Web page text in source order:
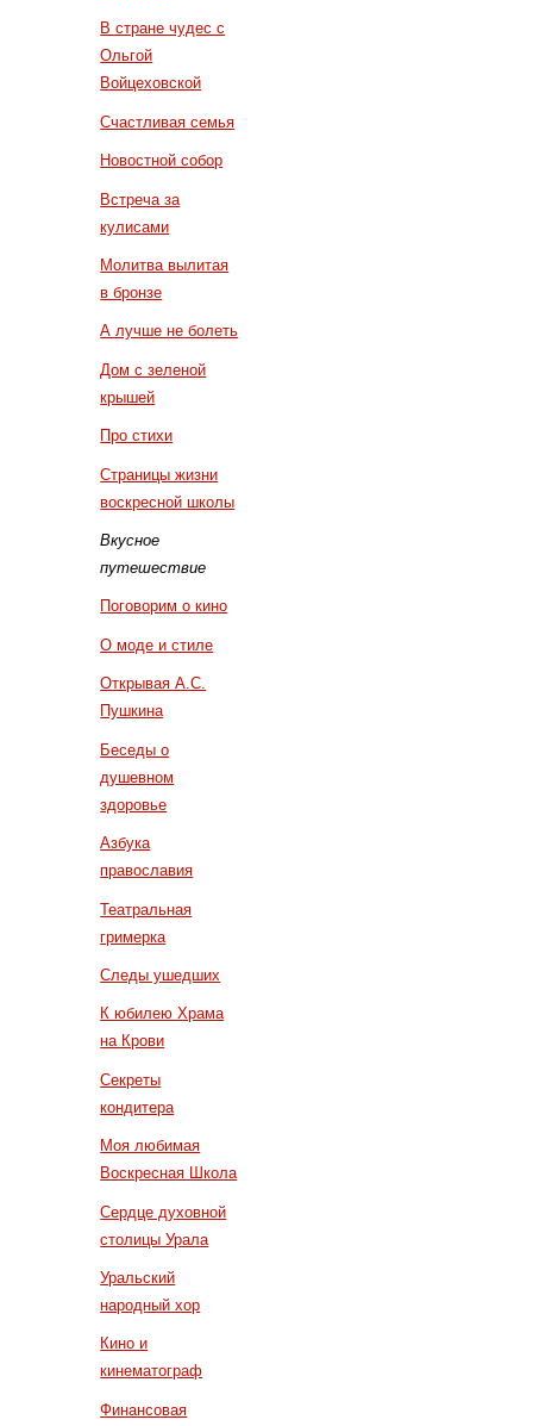
В стране чудес с
Ольгой
Войцеховской
Счастливая семья
Новостной собор
Встреча за
кулисами
Молитва вылитая
в бронзе
А лучше не болеть
Дом с зеленой
крышей
Про стихи
Страницы жизни
воскресной школы
Вкусное
путешествие
Поговорим о кино
О моде и стиле
Открывая А.С.
Пушкина
Беседы о
душевном
здоровье
Азбука
православия
Театральная
гримерка
Следы ушедших
К юбилею Храма
на Крови
Секреты
кондитера
Моя любимая
Воскресная Школа
Сердце духовной
столицы Урала
Уральский
народный хор
Кино и
кинематограф
Финансовая